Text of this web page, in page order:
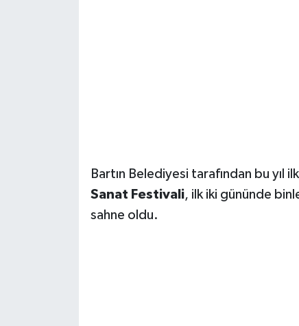
Bartın Belediyesi tarafından bu yıl
Sanat Festivali, ilk iki gününde
sahne oldu.